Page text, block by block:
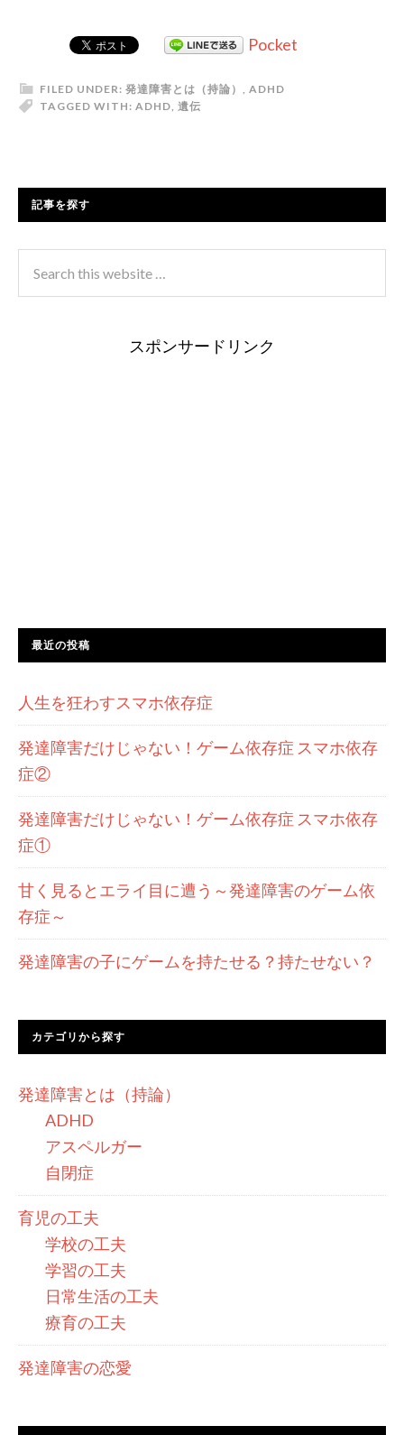
Pocket
FILED UNDER: 発達障害とは（持論） , ADHD
TAGGED WITH: ADHD, 遺伝
記事を探す
スポンサードリンク
最近の投稿
人生を狂わすスマホ依存症
発達障害だけじゃない！ゲーム依存症 スマホ依存
症②
発達障害だけじゃない！ゲーム依存症 スマホ依存
症①
甘く見るとエライ目に遭う～発達障害のゲーム依
存症～
発達障害の子にゲームを持たせる？持たせない？
カテゴリから探す
発達障害とは（持論）
ADHD
アスペルガー
自閉症
育児の工夫
学校の工夫
学習の工夫
日常生活の工夫
療育の工夫
発達障害の恋愛